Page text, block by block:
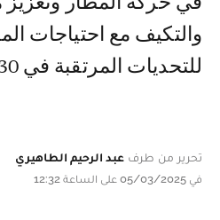
والتكيف مع احتياجات
للتحديات المرتقبة في 2030.
تحرير من طرف عبد الرحيم الطاهيري
في 05/03/2025 على الساعة 12:32